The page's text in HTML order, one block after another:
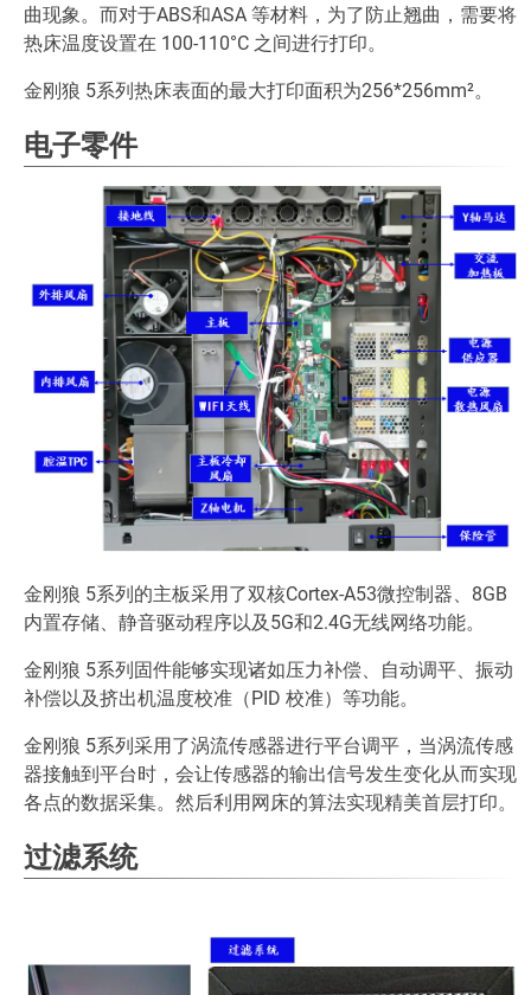
曲现象。而对于ABS和ASA 等材料，为了防止翘曲，需要将
热床温度设置在 100-110°C 之间进行打印。
金刚狼 5系列热床表面的最大打印面积为256*256mm²。
电子零件
金刚狼 5系列的主板采用了双核Cortex-A53微控制器、8GB
内置存储、静音驱动程序以及5G和2.4G无线网络功能。
金刚狼 5系列固件能够实现诸如压力补偿、自动调平、振动
补偿以及挤出机温度校准（PID 校准）等功能。
金刚狼 5系列采用了涡流传感器进行平台调平，当涡流传感
器接触到平台时，会让传感器的输出信号发生变化从而实现
各点的数据采集。然后利用网床的算法实现精美首层打印。
过滤系统